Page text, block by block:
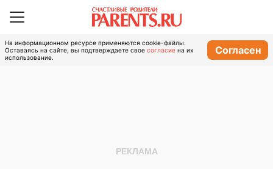
На информационном ресурсе применяются cookie-файлы.
Оставаясь на сайте, вы подтверждаете свое согласие на их
использование.
Согласен